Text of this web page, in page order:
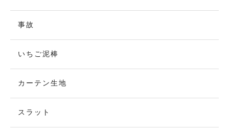
事故
いちご泥棒
カーテン生地
スラット